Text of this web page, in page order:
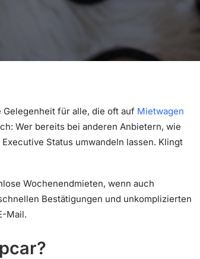
für alle, die oft auf Mietwagen
Wer bereits bei anderen Anbietern, wie
Status umwandeln lassen. Klingt
Wochenendmieten, wenn auch
Bestätigungen und unkomplizierten
Mail.